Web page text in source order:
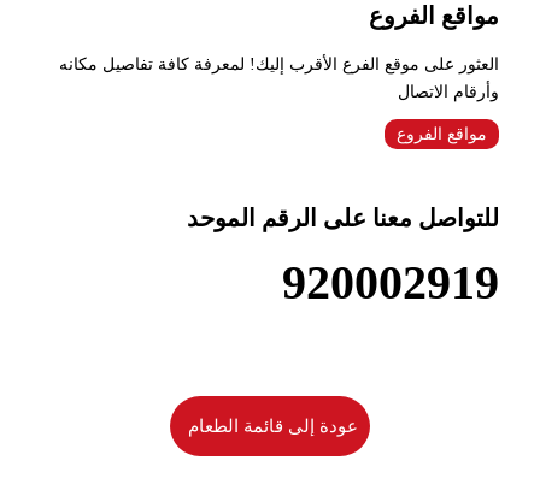
مواقع الفروع
العثور على موقع الفرع الأقرب إليك! لمعرفة كافة تفاصيل مكانه
وأرقام الاتصال
مواقع الفروع
للتواصل معنا على الرقم الموحد
920002919
عودة إلى قائمة الطعام